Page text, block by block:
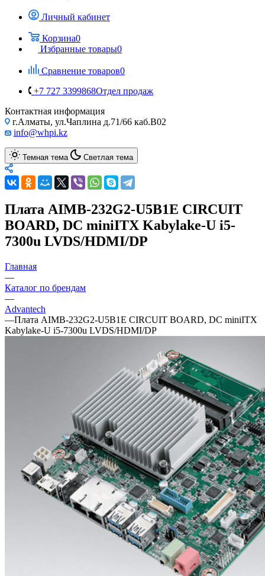
Личный кабинет
Корзина0
Избранные товары0
Сравнение товаров0
+7 727 3399868Отдел продаж
Контактная информация
г.Алматы, ул.Чаплина д.71/66 каб.B02
info@whpi.kz
Темная тема Светлая тема
Плата AIMB-232G2-U5B1E CIRCUIT
BOARD, DC miniITX Kabylake-U i5-
7300u LVDS/HDMI/DP
Главная
—
Каталог по брендам
—
Advantech
—Плата AIMB-232G2-U5B1E CIRCUIT BOARD, DC miniITX
Kabylake-U i5-7300u LVDS/HDMI/DP